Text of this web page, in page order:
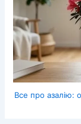
Все про азалію: